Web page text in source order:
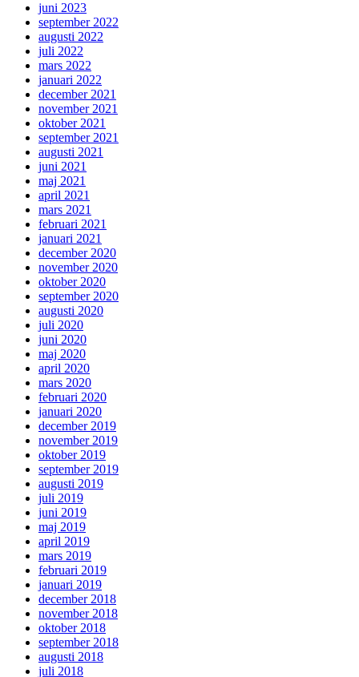
juni 2023
september 2022
augusti 2022
juli 2022
mars 2022
januari 2022
december 2021
november 2021
oktober 2021
september 2021
augusti 2021
juni 2021
maj 2021
april 2021
mars 2021
februari 2021
januari 2021
december 2020
november 2020
oktober 2020
september 2020
augusti 2020
juli 2020
juni 2020
maj 2020
april 2020
mars 2020
februari 2020
januari 2020
december 2019
november 2019
oktober 2019
september 2019
augusti 2019
juli 2019
juni 2019
maj 2019
april 2019
mars 2019
februari 2019
januari 2019
december 2018
november 2018
oktober 2018
september 2018
augusti 2018
juli 2018